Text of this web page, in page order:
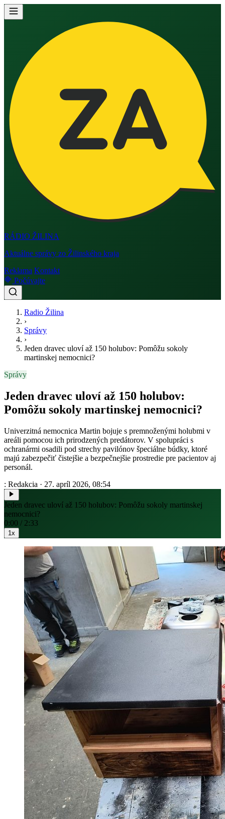
RÁDIO ŽILINA
Aktuálne správy zo Žilinského kraja
Reklama Kontakt
Počúvajte
Radio Žilina
›
Správy
›
Jeden dravec uloví až 150 holubov: Pomôžu sokoly
martinskej nemocnici?
Správy
Jeden dravec uloví až 150 holubov:
Pomôžu sokoly martinskej nemocnici?
Univerzitná nemocnica Martin bojuje s premnoženými holubmi v
areáli pomocou ich prirodzených predátorov. V spolupráci s
ochranármi osadili pod strechy pavilónov špeciálne búdky, ktoré
majú zabezpečiť čistejšie a bezpečnejšie prostredie pre pacientov aj
personál.
: Redakcia · 27. apríl 2026, 08:54
Jeden dravec uloví až 150 holubov: Pomôžu sokoly martinskej
nemocnici?
0:00 / 2:33
1x